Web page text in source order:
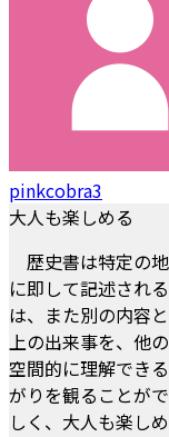
pinkcobra3
大人も楽しめる
歴史書は特定の
に即して記述され
は、また別の内容
上の出来事を、他
空間的に理解でき
がりを観ることが
しく、大人も楽し